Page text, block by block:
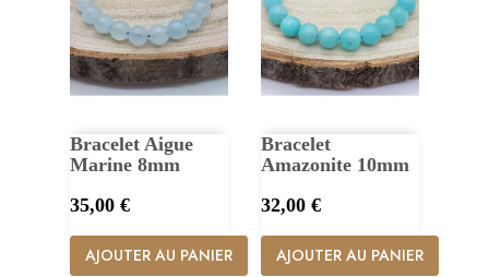
Bracelet Aigue
Marine 8mm
Prix
35,00 €
AJOUTER AU PANIER
Bracelet
Amazonite 10mm
Prix
32,00 €
AJOUTER AU PANIER